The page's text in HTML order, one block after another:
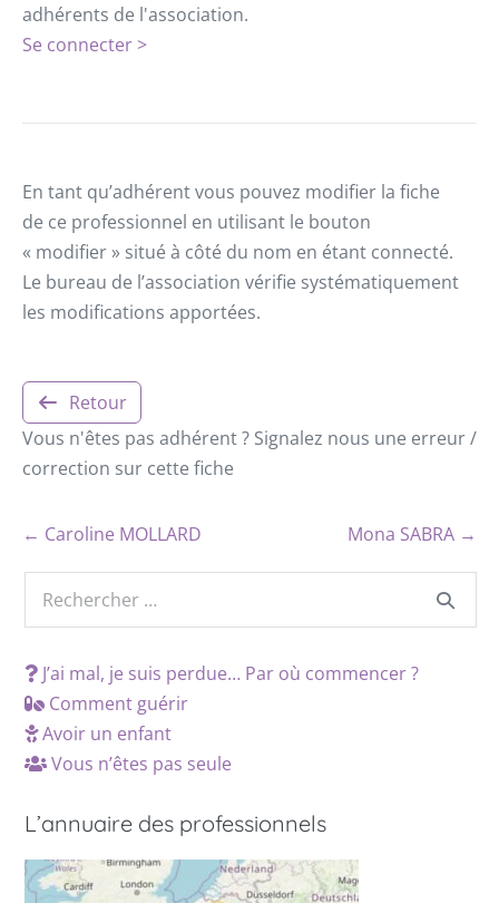
adhérents de l'association.
Se connecter >
En tant qu’adhérent vous pouvez modifier la fiche
de ce professionnel en utilisant le bouton
« modifier » situé à côté du nom en étant connecté.
Le bureau de l’association vérifie systématiquement
les modifications apportées.
Retour
Vous n'êtes pas adhérent ? Signalez nous une erreur /
correction sur cette fiche
← Caroline MOLLARD Mona SABRA →
J’ai mal, je suis perdue… Par où commencer ?
Comment guérir
Avoir un enfant
Vous n’êtes pas seule
L’annuaire des professionnels